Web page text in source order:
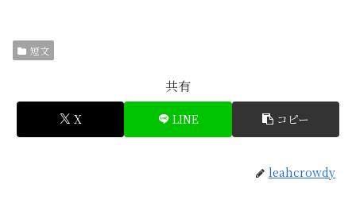
短文
共有
X LINE コピー
leahcrowdy